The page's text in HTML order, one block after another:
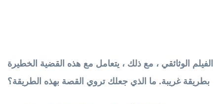
الفيلم الوثائقي ، مع ذلك ، يتعامل مع هذه القضية الخطيرة
بطريقة غريبة. ما الذي جعلك تروي القصة بهذه الطريقة؟